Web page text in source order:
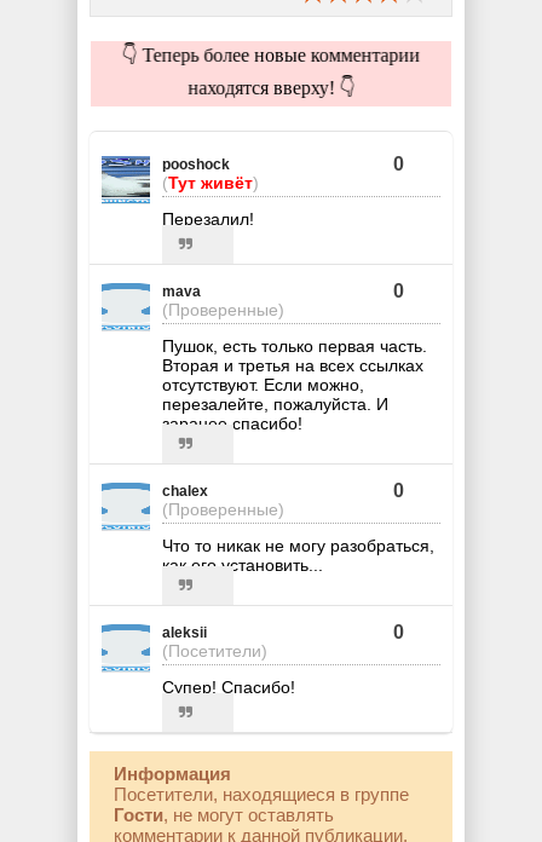
👇 Теперь более новые комментарии
находятся вверху! 👇
pooshock
(Тут живёт)
0
Перезалил!
mava
(Проверенные)
0
Пушок, есть только первая часть.
Вторая и третья на всех ссылках
отсутствуют. Если можно,
перезалейте, пожалуйста. И
заранее спасибо!
chalex
(Проверенные)
0
Что то никак не могу разобраться,
как его установить...
aleksii
(Посетители)
0
Cупер! Спасибо!
Информация
Посетители, находящиеся в группе
Гости, не могут оставлять
комментарии к данной публикации.